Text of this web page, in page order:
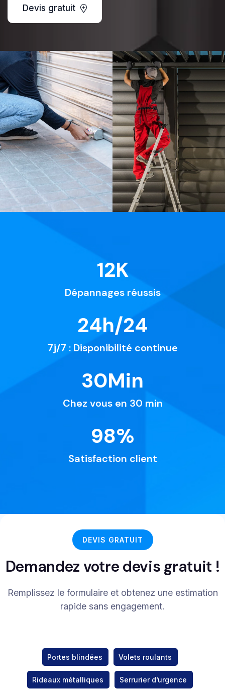
Devis gratuit
12K
Dépannages réussis
24h/24
7j/7 : Disponibilité continue
30Min
Chez vous en 30 min
98%
Satisfaction client
DEVIS GRATUIT
Demandez votre devis gratuit !
Remplissez le formulaire et obtenez une estimation
rapide sans engagement.
Portes blindées Volets roulants
Rideaux métalliques Serrurier d’urgence